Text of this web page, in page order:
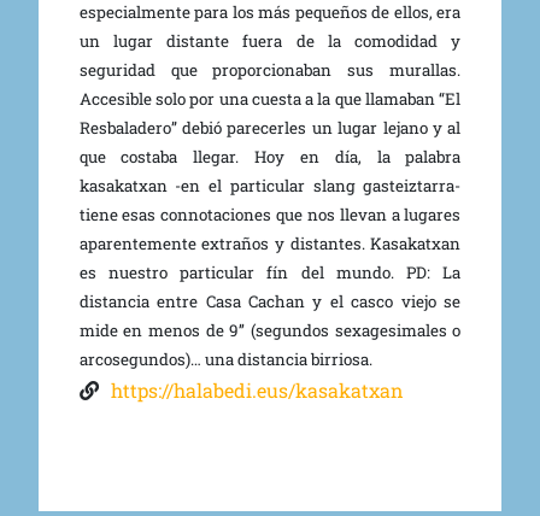
especialmente para los más pequeños de ellos, era
un lugar distante fuera de la comodidad y
seguridad que proporcionaban sus murallas.
Accesible solo por una cuesta a la que llamaban “El
Resbaladero” debió parecerles un lugar lejano y al
que costaba llegar. Hoy en día, la palabra
kasakatxan -en el particular slang gasteiztarra-
tiene esas connotaciones que nos llevan a lugares
aparentemente extraños y distantes. Kasakatxan
es nuestro particular fín del mundo. PD: La
distancia entre Casa Cachan y el casco viejo se
mide en menos de 9’’ (segundos sexagesimales o
arcosegundos)… una distancia birriosa.
https://halabedi.eus/kasakatxan